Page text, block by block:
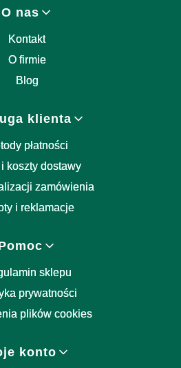
O nas
Kontakt
O firmie
Blog
klienta
płatności
koszty dostawy
zamówienia
i reklamacje
sklepu
prywatności
plików cookies
konto